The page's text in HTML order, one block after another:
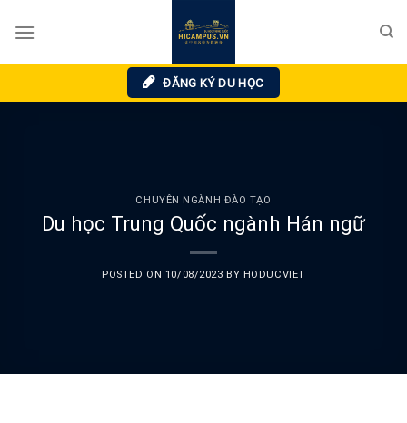
ĐĂNG KÝ DU HỌC
CHUYÊN NGÀNH ĐÀO TẠO
Du học Trung Quốc ngành Hán ngữ
POSTED ON 10/08/2023 BY HODUCVIET